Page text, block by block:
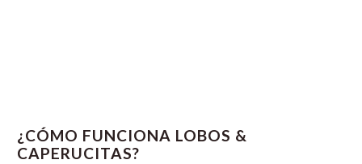
¿CÓMO FUNCIONA LOBOS &
CAPERUCITAS?